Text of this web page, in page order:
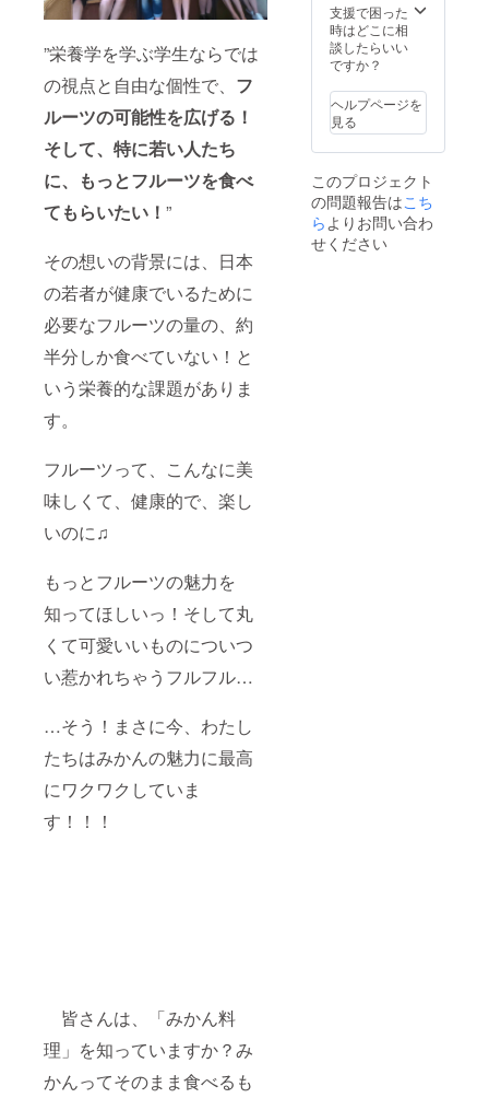
”栄養学を学ぶ学生ならでは
の視点と自由な個性で、 フ
ルーツの可能性を広げる！
そして、特に若い人たち
に、もっとフルーツを食べ
てもらいたい！ ”
その想いの背景には、日本
の若者が健康でいるために
必要なフルーツの量の、約
半分しか食べていない！と
いう栄養的な課題がありま
す。
フルーツって、こんなに美
味しくて、健康的で、楽し
いのに♫
もっとフルーツの魅力を
知ってほしいっ！そして丸
くて可愛いいものについつ
い惹かれちゃうフルフル…
…そう！まさに今、わたし
たちはみかんの魅力に最高
にワクワクしていま
す！！！
皆さんは、「みかん料
理」を知っていますか？み
かんってそのまま食べるも
支援で困った
時はどこに相
談したらいい
ですか？
ヘルプページを
見る
このプロジェクト
の問題報告はこち
ら よりお問い合わ
せください